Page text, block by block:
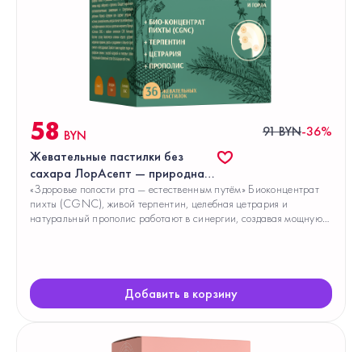
58 BYN 91 BYN-36%
Жевательные пастилки без
сахара ЛорАсепт — природная
защита горла и иммунитета
«Здоровье полости рта — естественным путём» Биоконцентрат
пихты (СGNC), живой терпентин, целебная цетрария и
натуральный прополис работают в синергии, создавая мощную
Добавить в корзину